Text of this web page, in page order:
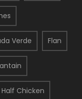
Verde Flan
Half Chicken